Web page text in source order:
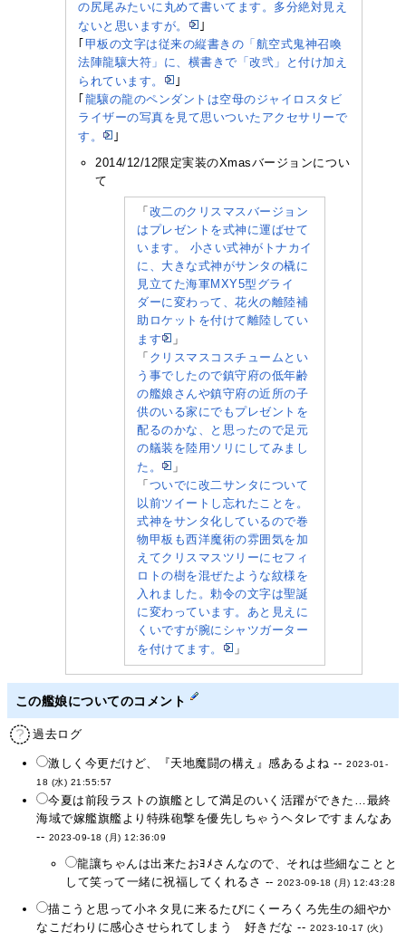
の尻尾みたいに丸めて書いてます。多分絶対見え
ないと思いますが。
｣
｢ 甲板の文字は従来の縦書きの「航空式鬼神召喚
法陣龍驤大符」に、横書きで「改弐」と付け加え
られています。
｣
｢ 龍驤の龍のペンダントは空母のジャイロスタビ
ライザーの写真を見て思いついたアクセサリーで
す。
｣
2014/12/12限定実装のXmasバージョンについ
て
「 改二のクリスマスバージョン
はプレゼントを式神に運ばせて
います。 小さい式神がトナカイ
に、大きな式神がサンタの橇に
見立てた海軍MXY5型グライ
ダーに変わって、花火の離陸補
助ロケットを付けて離陸してい
ます
」
「 クリスマスコスチュームとい
う事でしたので鎮守府の低年齢
の艦娘さんや鎮守府の近所の子
供のいる家にでもプレゼントを
配るのかな、と思ったので足元
の艤装を陸用ソリにしてみまし
た。
」
「 ついでに改二サンタについて
以前ツイートし忘れたことを。
式神をサンタ化しているので巻
物甲板も西洋魔術の雰囲気を加
えてクリスマスツリーにセフィ
ロトの樹を混ぜたような紋様を
入れました。勅令の文字は聖誕
に変わっています。あと見えに
くいですが腕にシャツガーター
を付けてます。
」
この艦娘についてのコメント
過去ログ
激しく今更だけど、『天地魔闘の構え』感あるよね --2023-01-
18 (水) 21:55:57
今夏は前段ラストの旗艦として満足のいく活躍ができた…最終
海域で嫁艦旗艦より特殊砲撃を優先しちゃうヘタレですまんなあ
-- 2023-09-18 (月) 12:36:09
龍讓ちゃんは出来たおﾖﾒさんなので、それは些細なことと
して笑って一緒に祝福してくれるさ --2023-09-18 (月) 12:43:28
描こうと思って小ネタ見に来るたびにくーろくろ先生の細やか
なこだわりに感心させられてしまう 好きだな -- 2023-10-17 (火)